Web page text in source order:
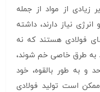
از مواد از جمله
نیاز دارند، داشته
فولادی هستند که نه
به طرق خاصی خم شوند،
و به طور بالقوه، خود
است تولید فولادی